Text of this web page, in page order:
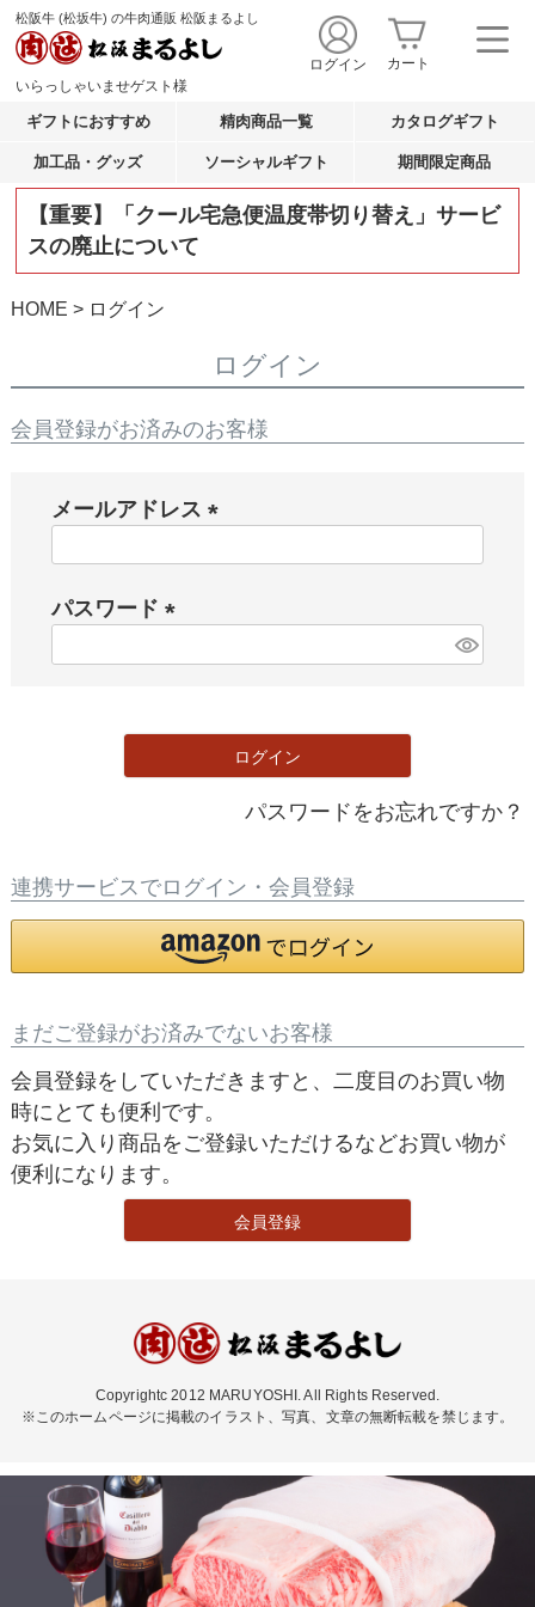
松阪牛 (松坂牛) の牛肉通販 松阪まるよし
いらっしゃいませゲスト様
ログイン カート
ギフトにおすすめ 精肉商品一覧 カタログギフト
加工品・グッズ ソーシャルギフト 期間限定商品
【重要】「クール宅急便温度帯切り替え」サービ
スの廃止について
HOME ログイン
ログイン
会員登録がお済みのお客様
メールアドレス
パスワード
)
ログイン
パスワードをお忘れですか？
連携サービスでログイン・会員登録
まだご登録がお済みでないお客様
会員登録をしていただきますと、二度目のお買い物
時にとても便利です。
お気に入り商品をご登録いただけるなどお買い物が
便利になります。
会員登録
Copyrightc 2012 MARUYOSHI. All Rights Reserved.
※このホームページに掲載のイラスト、写真、文章の無断転載を禁じます。